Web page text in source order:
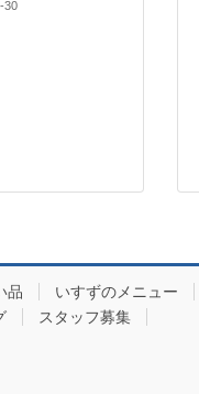
30
品 いすずのメニュー
スタッフ募集